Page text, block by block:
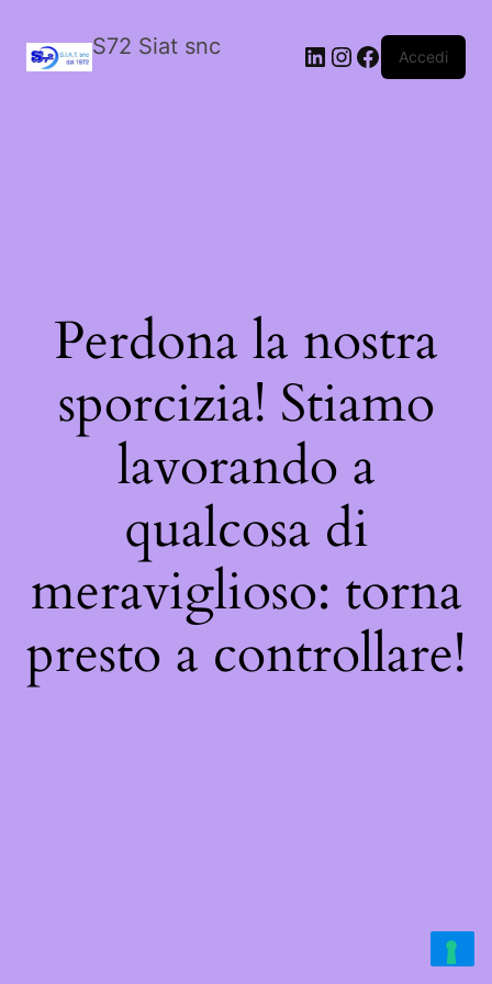
S72 Siat snc LinkedIn
Instagram
Facebook
Accedi
Perdona la nostra
sporcizia! Stiamo
lavorando a
qualcosa di
meraviglioso: torna
presto a controllare!